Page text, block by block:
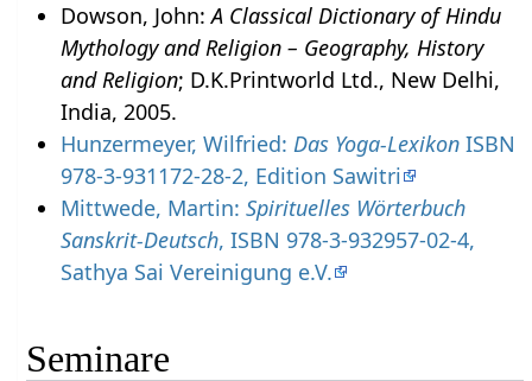
Dowson, John:A Classical Dictionary of Hindu
Mythology and Religion – Geography, History
and Religion; D.K.Printworld Ltd., New Delhi,
India, 2005.
Hunzermeyer, Wilfried: Das Yoga-LexikonISBN
978-3-931172-28-2, Edition Sawitri
Mittwede, Martin: Spirituelles Wörterbuch
Sanskrit-Deutsch, ISBN 978-3-932957-02-4,
Sathya Sai Vereinigung e.V.
Seminare